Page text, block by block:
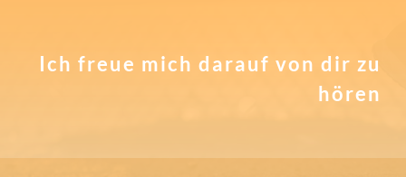
Ich freue mich darauf von dir zu
hören